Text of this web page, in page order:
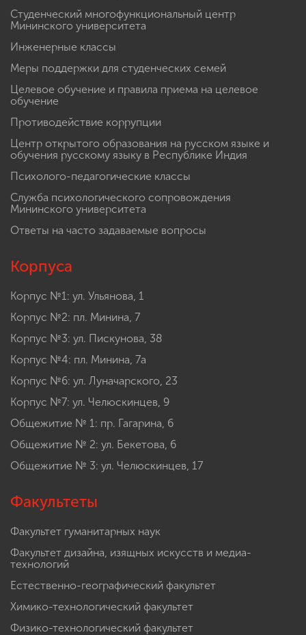
Студенческий многофункциональный центр
Мининского университета
Инженерные классы
Меры поддержки для студенческих семей
Целевое обучение и правила приема на целевое
обучение
Противодействие коррупции
Центр открытого образования на русском языке и
обучения русскому языку в Республике Индия
Психолого-педагогические классы
Служба психологического сопровождения
Мининского университета
Ответы на часто задаваемые вопросы
Корпуса
Корпус №1: ул. Ульянова, 1
Корпус №2: пл. Минина, 7
Корпус №3: ул. Пискунова, 38
Корпус №4: пл. Минина, 7а
Корпус №6: ул. Луначарского, 23
Корпус №7: ул. Челюскинцев, 9
Общежитие № 1: пр. Гагарина, 6
Общежитие № 2: ул. Бекетова, 6
Общежитие № 3: ул. Челюскинцев, 17
Факультеты
Факультет гуманитарных наук
Факультет дизайна, изящных искусств и медиа-
технологий
Естественно-географический факультет
Химико-технологический факультет
Физико-технологический факультет